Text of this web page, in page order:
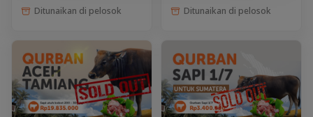
Ditunaikan di pelosok
Ditunaikan di pelosok